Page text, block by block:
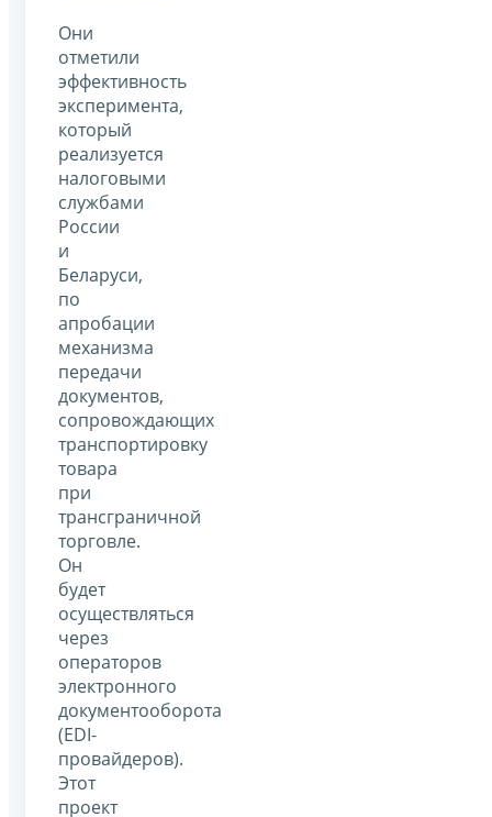
Они
отметили
эффективность
эксперимента,
который
реализуется
налоговыми
службами
России
и
Беларуси,
по
апробации
механизма
передачи
документов,
сопровождающих
транспортировку
товара
при
трансграничной
торговле.
Он
будет
осуществляться
через
операторов
электронного
документооборота
(EDI-
провайдеров).
Этот
проект